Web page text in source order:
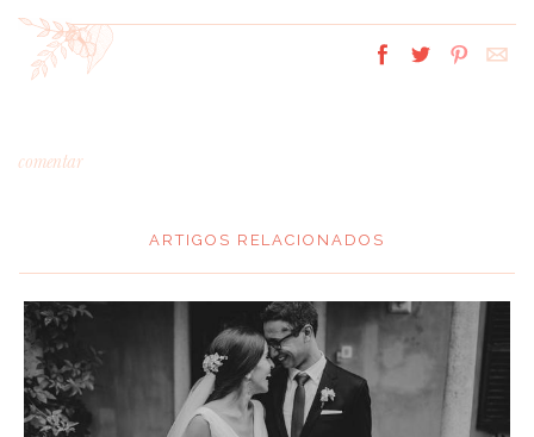
comentar
ARTIGOS RELACIONADOS